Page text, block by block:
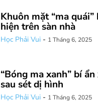
Khuôn mặt “ma quái”
hiện trên sàn nhà
Học Phải Vui - 1 Tháng 6, 2025
“Bóng ma xanh” bí
sau sét dị hình
Học Phải Vui - 1 Tháng 6, 2025